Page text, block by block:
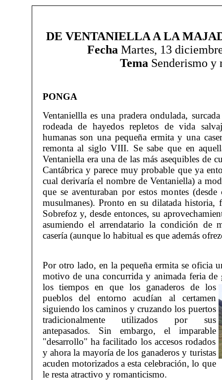
DE VENTANIELLA A LA
Fecha Martes, 13
Tema Senderismo y
PONGA
Ventaniellla es una pradera ondulada,
rodeada de hayedos repletos de vida
humanas son una pequeña ermita y una
remonta al siglo VIII. Se sabe que en
Ventaniella era una de las más asequibles de
Cantábrica y parece muy probable que ya
cual derivaría el nombre de Ventaniella) a
que se aventuraban por estos montes (desde
musulmanes). Pronto en su dilatada
Sobrefoz y, desde entonces, su
asumiendo el arrendatario la condición de
casería (aunque lo habitual es que además
Por otro lado, en la pequeña ermita se oficia
motivo de una concurrida y animada feria
lostiempos en que los ganaderos de los
pueblos del entorno acudían al certamen
siguiendo los caminos y cruzando los puertos
tradicionalmente utilizados por sus
antepasados. Sin embargo, el imparable
"desarrollo" ha facilitado los accesos rodados
y ahora la mayoría de los ganaderos y turistas
acuden motorizados a esta celebración, lo que
le resta atractivo y romanticismo.